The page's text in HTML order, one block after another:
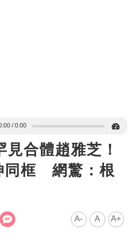
0:00
合體趙雅芝！
同框 網驚：根
A- A A+